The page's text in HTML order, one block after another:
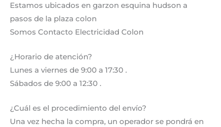
Estamos ubicados en garzon esquina hudson a
pasos de la plaza colon
Somos Contacto Electricidad Colon
¿Horario de atención?
Lunes a viernes de 9:00 a 17:30 .
Sábados de 9:00 a 12:30 .
¿Cuál es el procedimiento del envío?
Una vez hecha la compra, un operador se pondrá en